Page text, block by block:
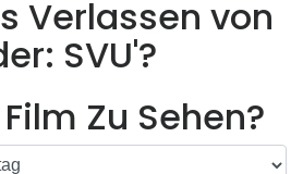
Verlassen von
SVU'?
Zu Sehen?